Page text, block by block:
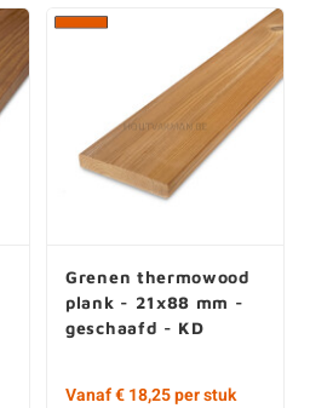
Grenen thermowood
plank - 21x88 mm -
geschaafd - KD
Vanaf € 18,25 per stuk